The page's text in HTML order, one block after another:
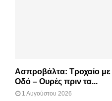
Ασπροβάλτα: Τροχαίο με
Οδό – Ουρές πριν τα...
1 Αυγούστου 2026